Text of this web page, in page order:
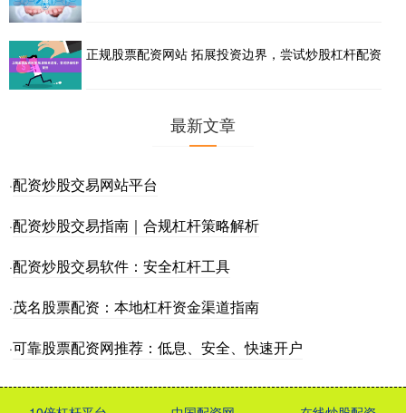
正规股票配资网站 拓展投资边界，尝试炒股杠杆配资
最新文章
·配资炒股交易网站平台
·配资炒股交易指南｜合规杠杆策略解析
·配资炒股交易软件：安全杠杆工具
·茂名股票配资：本地杠杆资金渠道指南
·可靠股票配资网推荐：低息、安全、快速开户